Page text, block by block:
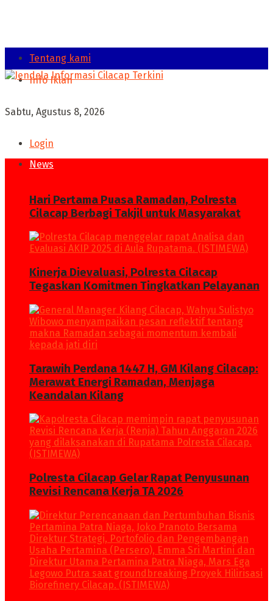
Tentang kami
Info Iklan
Sabtu, Agustus 8, 2026
Login
News
Hari Pertama Puasa Ramadan, Polresta
Cilacap Berbagi Takjil untuk Masyarakat
Kinerja Dievaluasi, Polresta Cilacap
Tegaskan Komitmen Tingkatkan Pelayanan
Tarawih Perdana 1447 H, GM Kilang Cilacap:
Merawat Energi Ramadan, Menjaga
Keandalan Kilang
Polresta Cilacap Gelar Rapat Penyusunan
Revisi Rencana Kerja TA 2026